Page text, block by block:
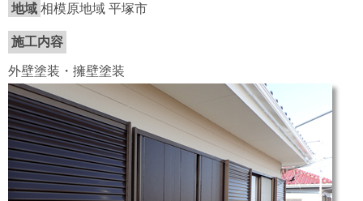
地域 相模原地域 平塚市
施工内容
外壁塗装・擁壁塗装